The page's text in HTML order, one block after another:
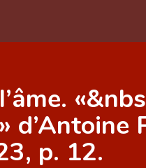
p. 12.